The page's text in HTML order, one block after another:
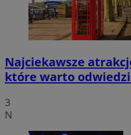
Najciekawsze
które warto
3
N